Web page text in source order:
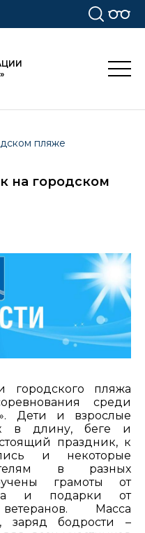
пляже
на городском
городского пляжа
среди
Дети и взрослые
в длину, беге и
праздник, к
и некоторые
в разных
грамоты от
и подарки от
Масса
заряд бодрости –